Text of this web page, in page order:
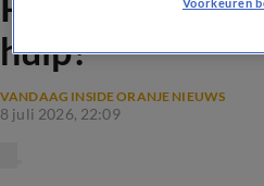
hulp!
VANDAAG INSIDE ORANJE NIEUWS
8 juli 2026, 22:09